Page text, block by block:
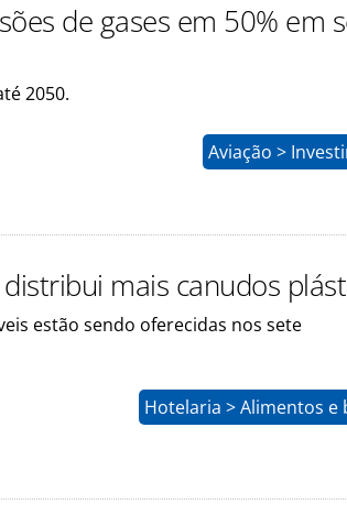
de gases em 50% em
2050.
Aviação >
mais canudos
estão sendo oferecidas nos sete
Hotelaria > Alimentos e